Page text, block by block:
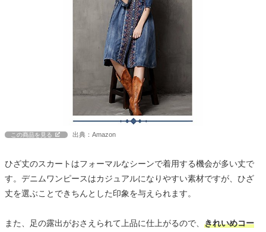
この商品を見る 出典：Amazon
ひざ丈のスカートはフォーマルなシーンで着用する機会が多い丈で
す。デニムワンピースはカジュアルになりやすい素材ですが、ひざ
丈を選ぶことできちんとした印象を与えられます。
また、足の露出がおさえられて上品に仕上がるので、 きれいめコー